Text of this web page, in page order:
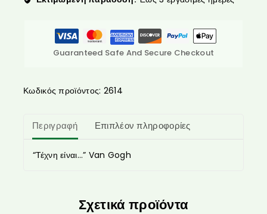
Guaranteed Safe And Secure Checkout
Κωδικός προϊόντος: 2614
Περιγραφή Επιπλέον πληροφορίες
“Τέχνη είναι…” Van Gogh
Σχετικά προϊόντα